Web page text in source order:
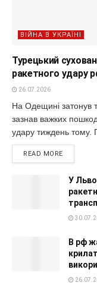
ВІЙНА В УКРАЇНІ
Турецький
ракетного удару
26.07.2026
На Одещині затонув
зазнав важких
удару тиждень тому.
READ MORE
У
В рф